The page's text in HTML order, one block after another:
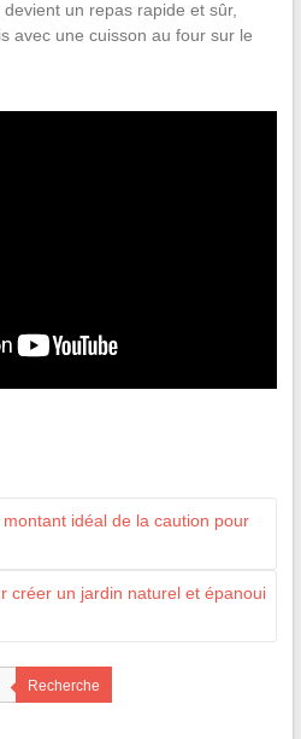
un repas rapide et sûr,
avec une cuisson au four sur le
idéal de la caution pour
créer un jardin naturel et épanoui
Recherche